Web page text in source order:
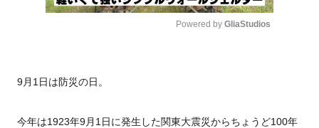
Powered by GliaStudios
9月1日は防災の日。
今年は1923年9月1日に発生した関東大震災からちょうど100年